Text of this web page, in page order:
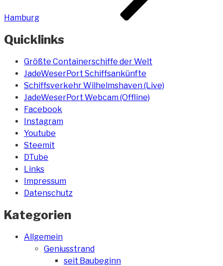
Hamburg
Quicklinks
Größte Containerschiffe der Welt
JadeWeserPort Schiffsankünfte
Schiffsverkehr Wilhelmshaven (Live)
JadeWeserPort Webcam (Offline)
Facebook
Instagram
Youtube
Steemit
DTube
Links
Impressum
Datenschutz
Kategorien
Allgemein
Geniusstrand
seit Baubeginn